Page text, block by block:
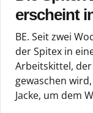
erscheint
BE. Seit zwei
der Spitex in
Arbeitskittel,
gewaschen
Jacke, um dem